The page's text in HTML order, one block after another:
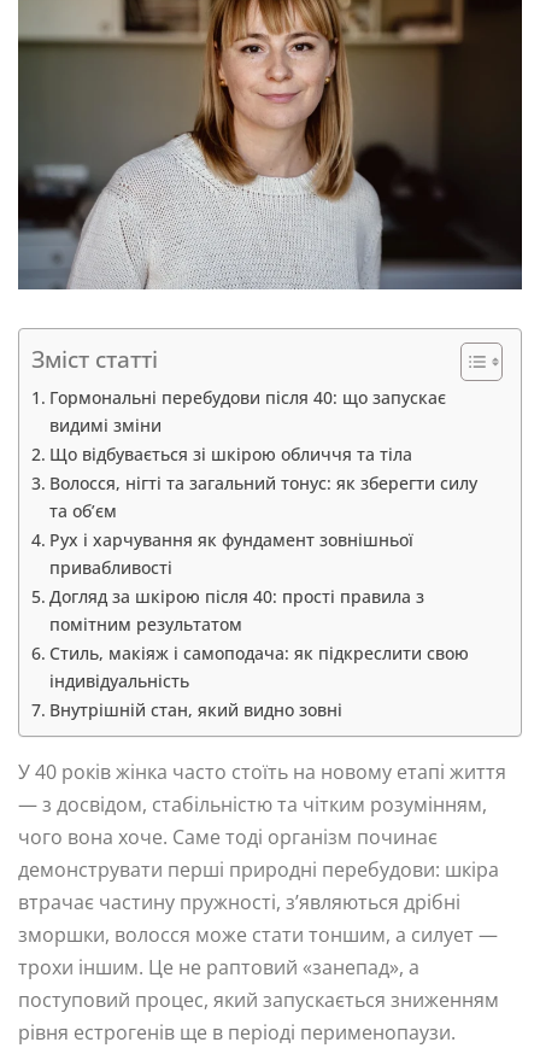
Зміст статті
Гормональні перебудови після 40: що запускає
видимі зміни
Що відбувається зі шкірою обличчя та тіла
Волосся, нігті та загальний тонус: як зберегти силу
та об’єм
Рух і харчування як фундамент зовнішньої
привабливості
Догляд за шкірою після 40: прості правила з
помітним результатом
Стиль, макіяж і самоподача: як підкреслити свою
індивідуальність
Внутрішній стан, який видно зовні
У 40 років жінка часто стоїть на новому етапі життя
— з досвідом, стабільністю та чітким розумінням,
чого вона хоче. Саме тоді організм починає
демонструвати перші природні перебудови: шкіра
втрачає частину пружності, з’являються дрібні
зморшки, волосся може стати тоншим, а силует —
трохи іншим. Це не раптовий «занепад», а
поступовий процес, який запускається зниженням
рівня естрогенів ще в періоді перименопаузи.